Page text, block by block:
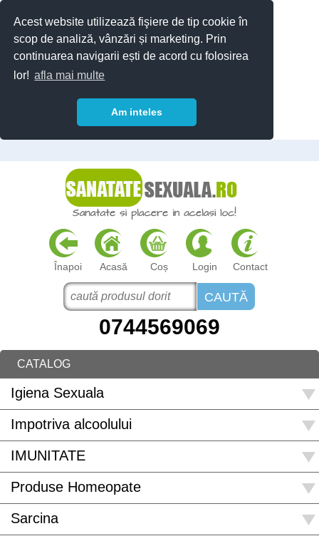
Acest website utilizează fişiere de tip cookie în
scop de analiză, vânzări și marketing. Prin
continuarea navigarii ești de acord cu folosirea
lor! afla mai multe
Am inteles
Înapoi Acasă Coș Login Contact
0744569069
CATALOG
Igiena Sexuala
Impotriva alcoolului
IMUNITATE
Produse Homeopate
Sarcina